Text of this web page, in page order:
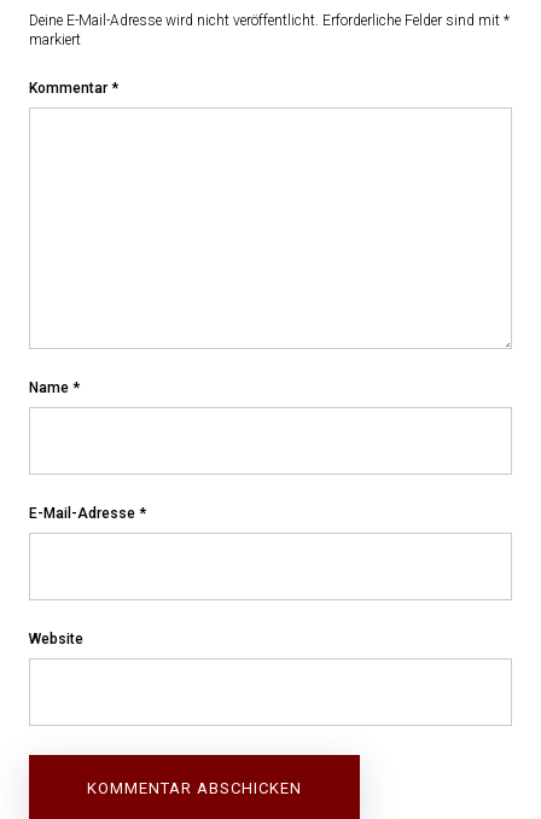
Deine E-Mail-Adresse wird nicht veröffentlicht. Erforderliche Felder sind mit *
markiert
Kommentar *
Name *
E-Mail-Adresse *
Website